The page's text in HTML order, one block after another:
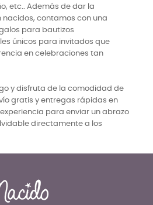
etc.. Además de dar la
nacidos, contamos con una
para bautizos
únicos para invitados que
en celebraciones tan
y disfruta de la comodidad de
gratis y entregas rápidas en
para enviar un abrazo
directamente a los